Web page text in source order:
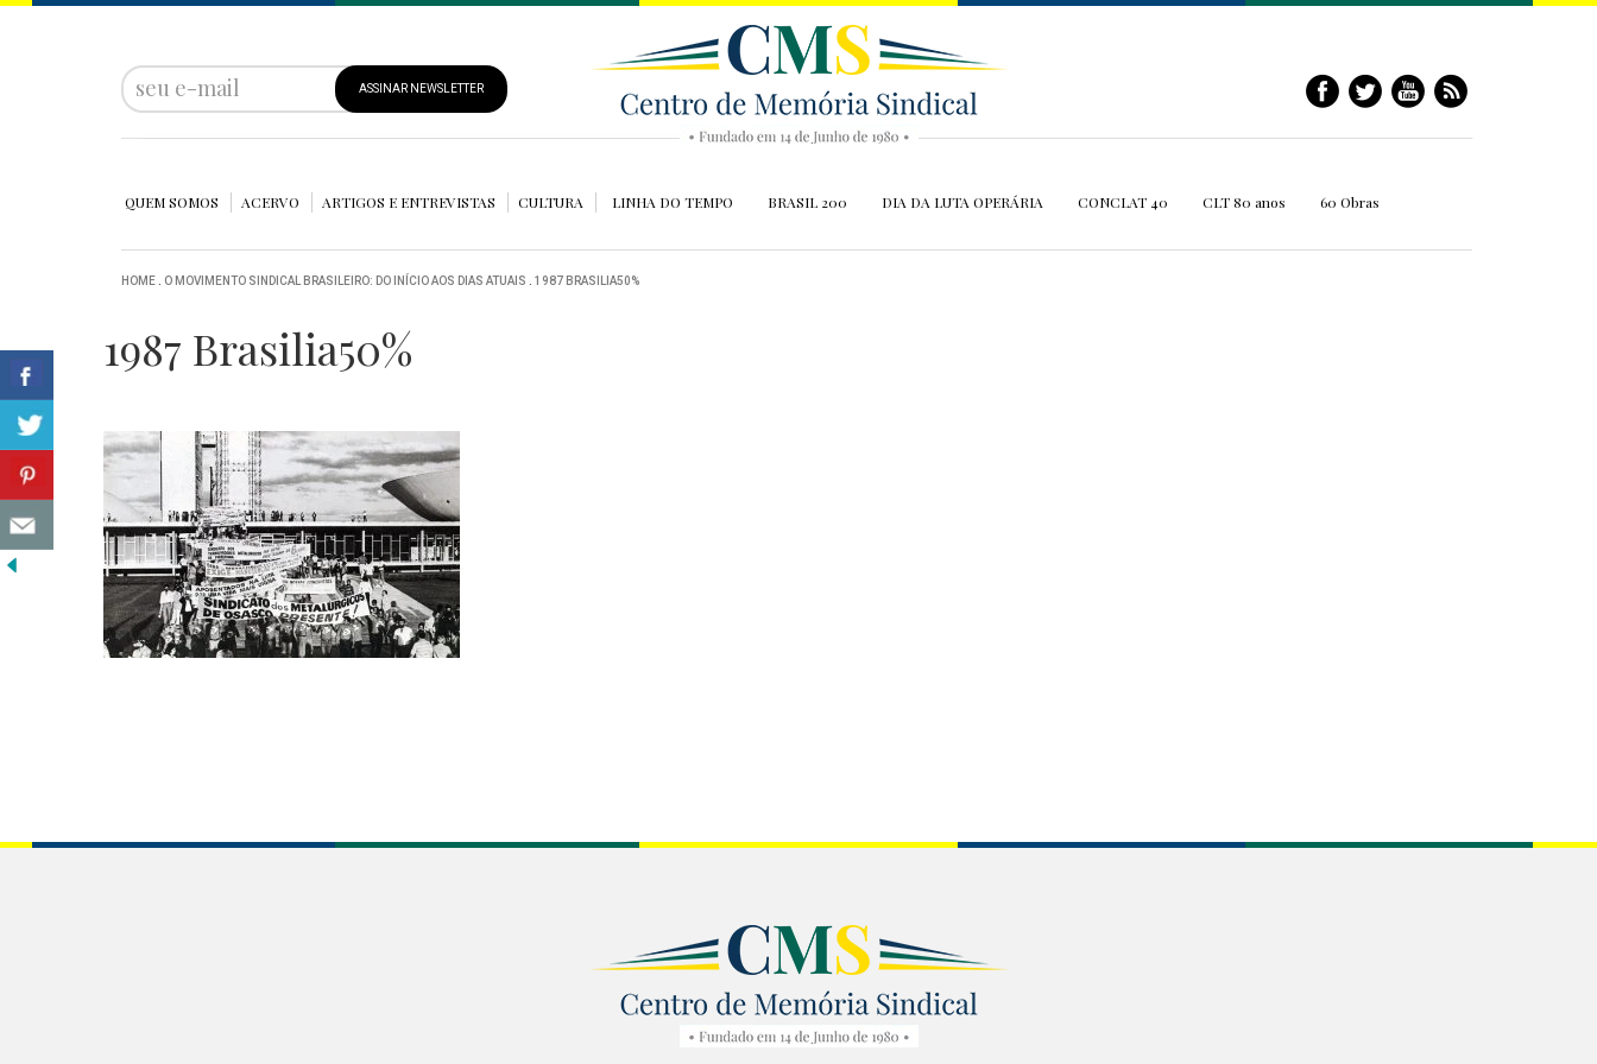
ASSINAR NEWSLETTER
QUEM SOMOS ACERVO ARTIGOS E ENTREVISTAS CULTURA LINHA DO TEMPO BRASIL 200 DIA DA LUTA OPERÁRIA CONCLAT 40 CLT 80 anos 60 Obras
HOME O MOVIMENTO SINDICAL BRASILEIRO: DO INÍCIO AOS DIAS ATUAIS 1987 BRASILIA50%
1987 Brasilia50%